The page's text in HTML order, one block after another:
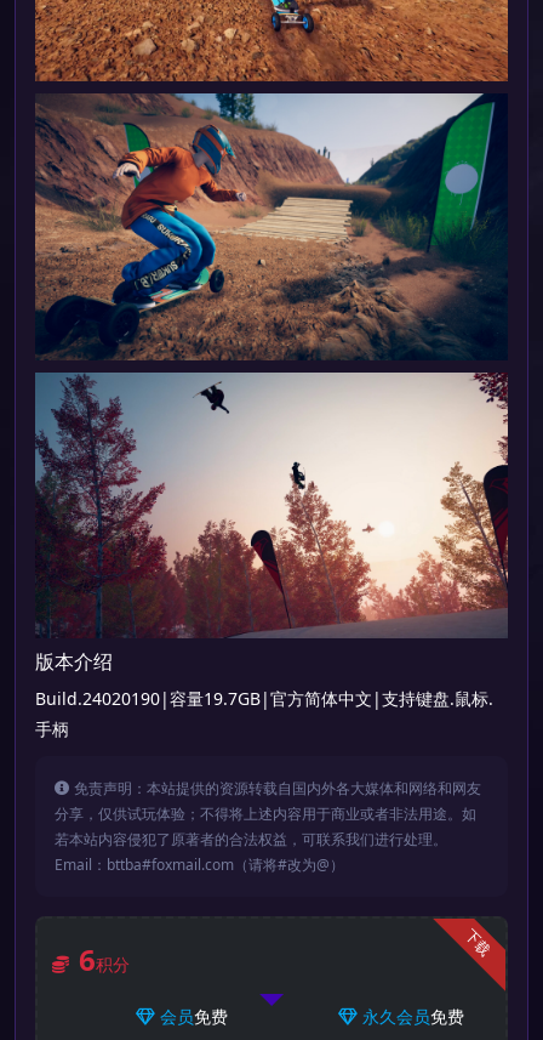
版本介绍
Build.24020190|容量19.7GB|官方简体中文|支持键盘.鼠标.
手柄
免责声明：本站提供的资源转载自国内外各大媒体和网络和网友
分享，仅供试玩体验；不得将上述内容用于商业或者非法用途。如
若本站内容侵犯了原著者的合法权益，可联系我们进行处理。
Email：bttba#foxmail.com（请将#改为@）
下载
6积分
会员免费 永久会员免费